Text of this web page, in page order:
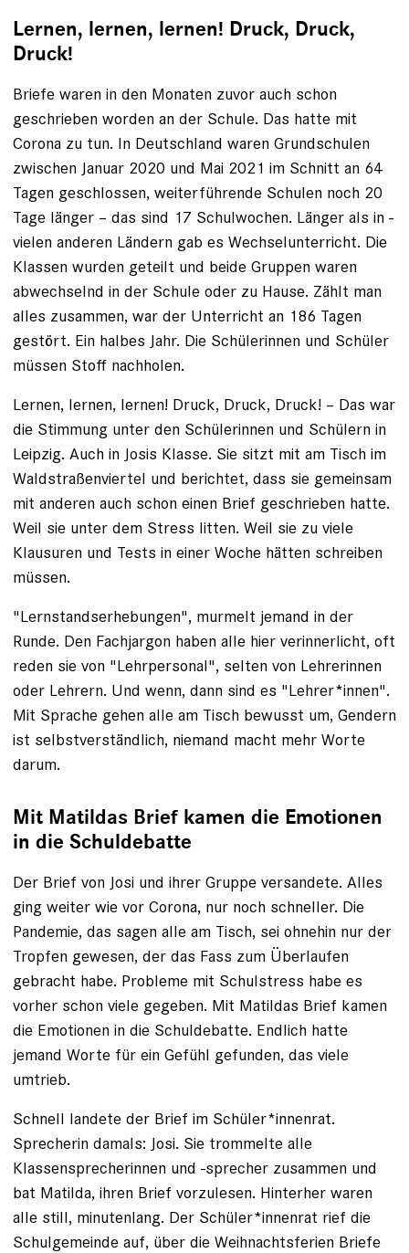
Lernen, lernen, lernen! Druck, Druck,
Druck!
Briefe waren in den Monaten zuvor auch schon
geschrieben worden an der Schule. Das hatte mit
Corona zu tun. In Deutschland ­waren Grundschulen
zwischen Januar 2020 und Mai 2021 im Schnitt an 64
Tagen ­geschlossen, weiterführende Schulen noch 20
Tage länger – das sind 17 Schulwochen. Länger als in ­
vielen anderen Ländern gab es Wechselunterricht. Die
Klassen wurden geteilt und beide ­Gruppen waren
abwechselnd in der Schule oder zu Hause. Zählt man
alles zusammen, war der Unterricht an 186 Tagen
gestört. Ein halbes Jahr. Die Schülerinnen und Schüler
müssen Stoff nachholen.
Lernen, lernen, lernen! Druck, Druck, Druck! – Das war
die Stimmung unter den Schülerinnen und Schülern in
Leipzig. Auch in Josis Klasse. Sie sitzt mit am Tisch im
Waldstraßen­viertel und berichtet, dass sie gemeinsam
mit anderen auch schon einen Brief geschrieben hatte.
Weil sie unter dem Stress litten. Weil sie zu viele
Klausuren und Tests in einer Woche hätten schreiben
müssen.
"Lernstands­erhebungen", murmelt jemand in der
Runde. Den Fachjargon haben alle hier verinnerlicht, oft
reden sie von "Lehrpersonal", selten von Lehrerinnen
oder Lehrern. Und wenn, dann sind es "Lehrer*innen".
Mit Sprache gehen ­alle am Tisch bewusst um, Gendern
ist selbstverständlich, niemand macht mehr Worte
darum.
Mit Matildas Brief kamen die Emotionen
in die Schuldebatte
Der Brief von Josi und ihrer Gruppe versandete. Alles
ging weiter wie vor Corona, nur noch schneller. Die
Pandemie, das sagen alle am Tisch, sei ohnehin nur der
Tropfen gewesen, der das Fass zum Überlaufen
gebracht ­habe. Probleme mit Schulstress habe es
vorher schon viele gegeben. Mit Matildas Brief kamen
die Emotionen in die Schuldebatte. Endlich hatte
jemand Worte für ein Gefühl gefunden, das viele
umtrieb.
Schnell landete der Brief im Schüler*innenrat.
Sprecherin damals: ­Josi. Sie trommelte alle
Klassensprecherinnen und -sprecher zusammen und
bat Matilda, ihren Brief vorzulesen. Hinterher waren
alle still, minutenlang. Der Schüler*innenrat rief die
Schulgemeinde auf, über die Weihnachts­ferien Briefe